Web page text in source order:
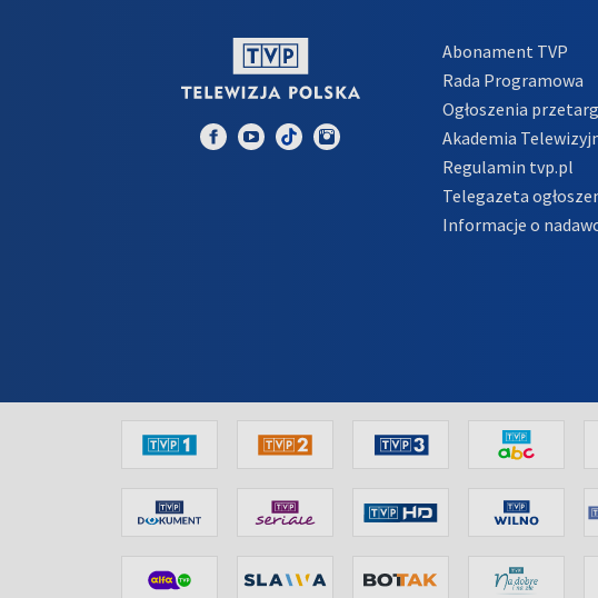
Abonament TVP
Rada Programowa
Ogłoszenia
Akademia
Regulamin tvp.pl
Telegazeta
Informacje o